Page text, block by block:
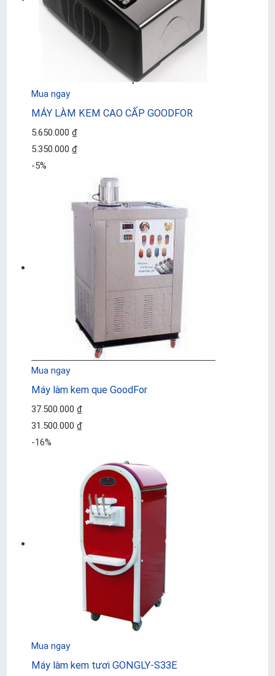
Mua ngay
MÁY LÀM KEM CAO CẤP GOODFOR
5.650.000 ₫
5.350.000 ₫
-5%
Mua ngay
Máy làm kem que GoodFor
37.500.000 ₫
31.500.000 ₫
-16%
Mua ngay
Máy làm kem tươi GONGLY-S33E